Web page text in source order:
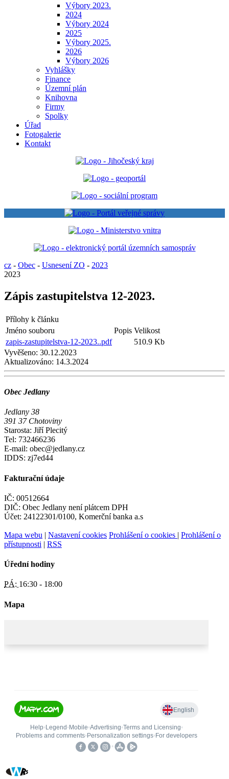
Výbory 2023.
2024
Výbory 2024
2025
Výbory 2025.
2026
Výbory 2026
Vyhlášky
Finance
Územní plán
Knihovna
Firmy
Spolky
Úřad
Fotogalerie
Kontakt
cz - Obec - Usnesení ZO - 2023
2023
Zápis zastupitelstva 12-2023.
Přílohy k článku
Jméno souboru
Popis Velikost
zapis-zastupitelstva-12-2023..pdf
510.9 Kb
Vyvěšeno: 30.12.2023
Aktualizováno: 14.3.2024
Obec Jedlany
Jedlany 38
391 37 Chotoviny
Starosta: Jiří Plecitý
Tel: 732466236
E-mail: obec@jedlany.cz
IDDS: zj7ed44
Fakturační údaje
IČ: 00512664
DIČ: Obec Jedlany není plátcem DPH
Účet: 24122301/0100, Komerční banka a.s
Mapa webu | Nastavení cookies Prohlášení o cookies | Prohlášení o
přístupnosti | RSS
Úřední hodiny
PÁ: 16:30 - 18:00
Mapa